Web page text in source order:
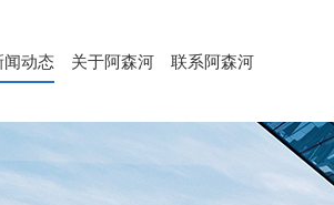
闻动态 关于阿森河 联系阿森河